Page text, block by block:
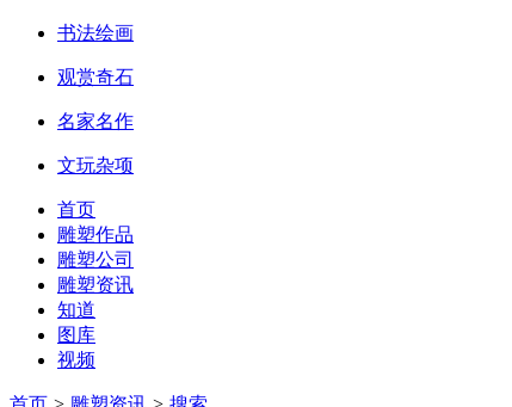
书法绘画
观赏奇石
名家名作
文玩杂项
首页
雕塑作品
雕塑公司
雕塑资讯
知道
图库
视频